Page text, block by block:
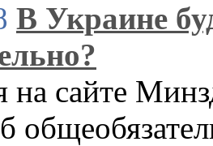
В Украине
на сайте